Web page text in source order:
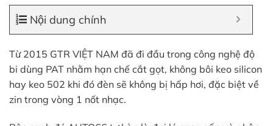
Nội dung chính
Từ 2015 GTR VIỆT NAM đã đi đầu trong công nghệ độ
bi dùng PAT nhằm hạn chế cắt gọt, không bôi keo silicon
hay keo 502 khi đó đèn sẽ không bị hấp hơi, đặc biệt về
zin trong vòng 1 nốt nhạc.